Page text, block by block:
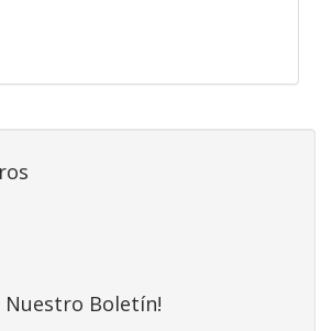
Nuestro Boletín!